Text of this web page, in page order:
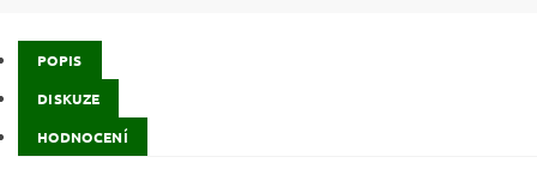
POPIS
DISKUZE
HODNOCENÍ